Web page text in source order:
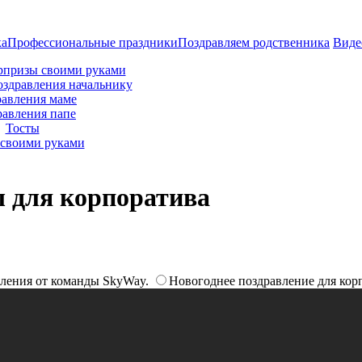
Профессиональные праздникиПоздравляем родственника
своими руками
начальнику
маме
папе
Тосты
руками
для корпоратива
от команды SkyWay. Новогоднее поздравление для